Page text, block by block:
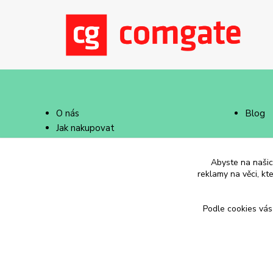
O nás
Jak nakupovat
Doprava a platba
Blog
Abyste na
reklamy na věci,
Podle cookies